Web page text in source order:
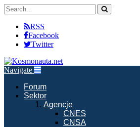
RSS
Facebook
Twitter
Navigate
Forum
Sektor
Agencje
CNES
CNSA